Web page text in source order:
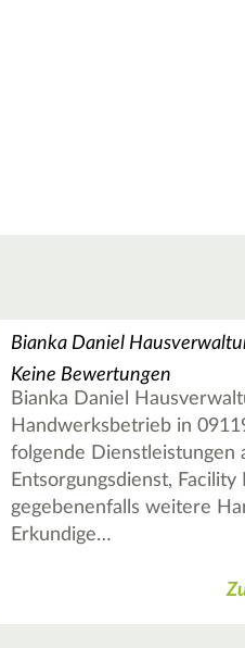
Bianka Daniel
Keine Bewertungen
Bianka Daniel
Handwerksbetrieb in
folgende Dienstleistungen
Entsorgungsdienst,
gegebenenfalls weitere
Erkundige…